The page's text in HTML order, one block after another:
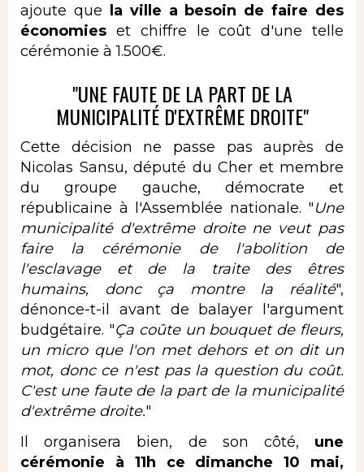
ajoute que
la ville a besoin de faire des
économies et chiffre le coût d'une telle
cérémonie à 1.500€.
"UNE FAUTE DE LA PART DE LA
MUNICIPALITÉ D'EXTRÊME DROITE"
Cette décision ne passe pas auprès de
Nicolas Sansu, député du Cher et membre
du groupe gauche, démocrate et
républicaine à l'Assemblée nationale. "Une
municipalité d'extrême droite ne veut pas
faire la cérémonie de l'abolition de
l'esclavage et de la traite des êtres
humains, donc ça montre la réalité",
dénonce-t-il avant de balayer l'argument
budgétaire. "Ça coûte un bouquet de fleurs,
un micro que l'on met dehors et on dit un
mot, donc ce n'est pas la question du coût.
C'est une faute de la part de la municipalité
d'extrême droite."
Il organisera bien, de son côté, une
cérémonie à 11h ce dimanche 10 mai,